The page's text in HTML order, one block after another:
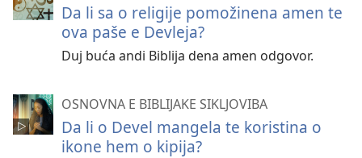
Da li sa o religije pomožinena amen te
ova paše e Devleja?
Duj buća andi Biblija dena amen odgovor.
OSNOVNA E BIBLIJAKE SIKLJOVIBA
Da li o Devel mangela te koristina o
ikone hem o kipija?